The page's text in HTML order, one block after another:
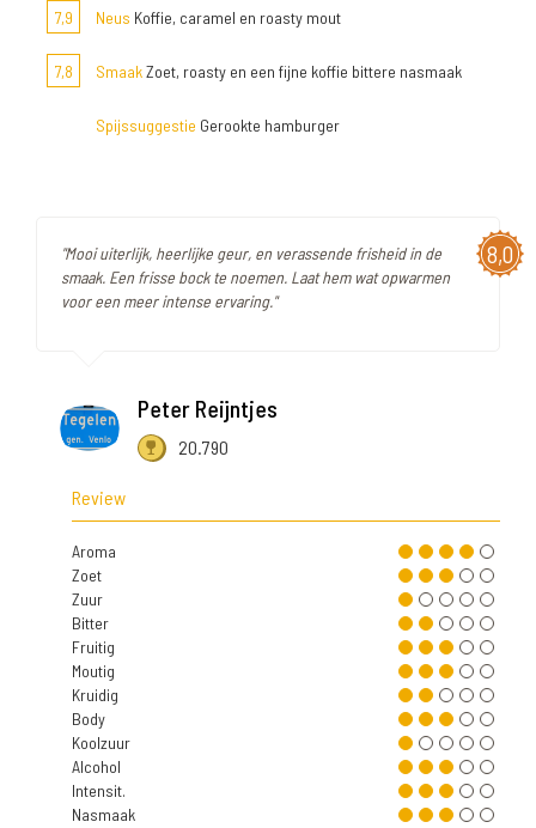
7,9 Neus Koffie, caramel en roasty mout
7,8 SmaakZoet, roasty en een fijne koffie bittere nasmaak
Spijssuggestie Gerookte hamburger
8,0
"Mooi uiterlijk, heerlijke geur, en verassende frisheid in de
smaak. Een frisse bock te noemen. Laat hem wat opwarmen
voor een meer intense ervaring."
Peter Reijntjes
20.790
Review
Aroma
Zoet
Zuur
Bitter
Fruitig
Moutig
Kruidig
Body
Koolzuur
Alcohol
Intensit.
Nasmaak